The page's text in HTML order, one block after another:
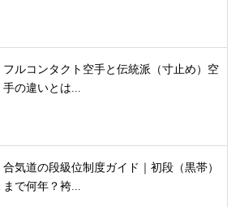
フルコンタクト空手と伝統派（寸止め）空
手の違いとは...
合気道の段級位制度ガイド｜初段（黒帯）
まで何年？袴...